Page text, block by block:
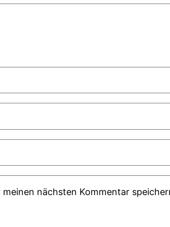
nächsten Kommentar